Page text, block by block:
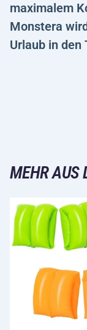
maximalem
Monstera
Urlaub in den
MEHR AUS